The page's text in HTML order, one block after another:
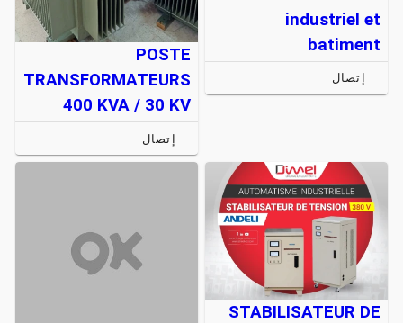
industriel et
batiment
إتصال
POSTE
TRANSFORMATEURS
400 KVA / 30 KV
إتصال
STABILISATEUR DE